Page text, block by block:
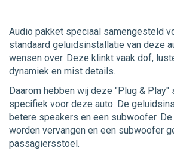
Audio pakket speciaal samengesteld
standaard geluidsinstallatie van deze
wensen over. Deze klinkt vaak dof,
dynamiek en mist details.
Daarom hebben wij deze "Plug &
specifiek voor deze auto. De
betere speakers en een subwoofer.
worden vervangen en een subwoofer
passagiersstoel.